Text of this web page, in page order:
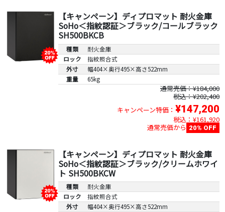
【キャンペーン】ディプロマット 耐火金庫
SoHo＜指紋認証＞ブラック/コールブラック
SH500BKCB
種類
耐火金庫
ロック
指紋照合式
外寸
幅404×奥行495×高さ522mm
重量
65kg
通常売価：¥184,000
税込：¥202,400
キャンペーン特価： ¥147,200
税込：¥161,920
通常売価から 20% OFF
【キャンペーン】ディプロマット 耐火金庫
SoHo＜指紋認証＞ブラック/クリームホワイ
ト SH500BKCW
種類
耐火金庫
ロック
指紋照合式
外寸
幅404×奥行495×高さ522mm